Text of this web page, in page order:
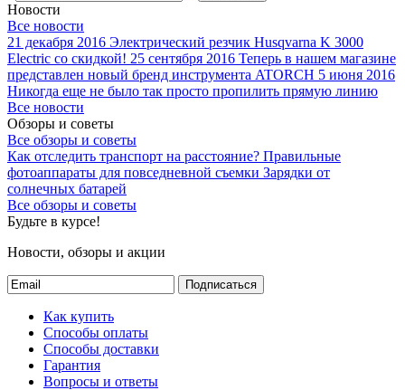
Новости
Все новости
21 декабря 2016 Электрический резчик Husqvarna K 3000
Electric со скидкой! 25 сентября 2016 Теперь в нашем магазине
представлен новый бренд инструмента ATORCH 5 июня 2016
Никогда еще не было так просто пропилить прямую линию
Все новости
Обзоры и советы
Все обзоры и советы
Как отследить транспорт на расстояние? Правильные
фотоаппараты для повседневной съемки Зарядки от
солнечных батарей
Все обзоры и советы
Будьте в курсе!
Новости, обзоры и акции
Подписаться
Как купить
Способы оплаты
Способы доставки
Гарантия
Вопросы и ответы